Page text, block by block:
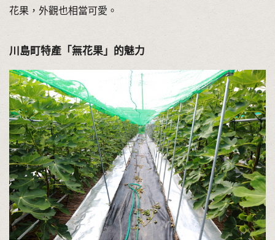
花果，外觀也相當可愛。
川島町特產「無花果」的魅力